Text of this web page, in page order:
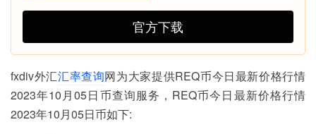
官方下载
fxdiv外汇汇率查询网为大家提供REQ币今日最新价格行情
2023年10月05日币查询服务，REQ币今日最新价格行情
2023年10月05日币如下: